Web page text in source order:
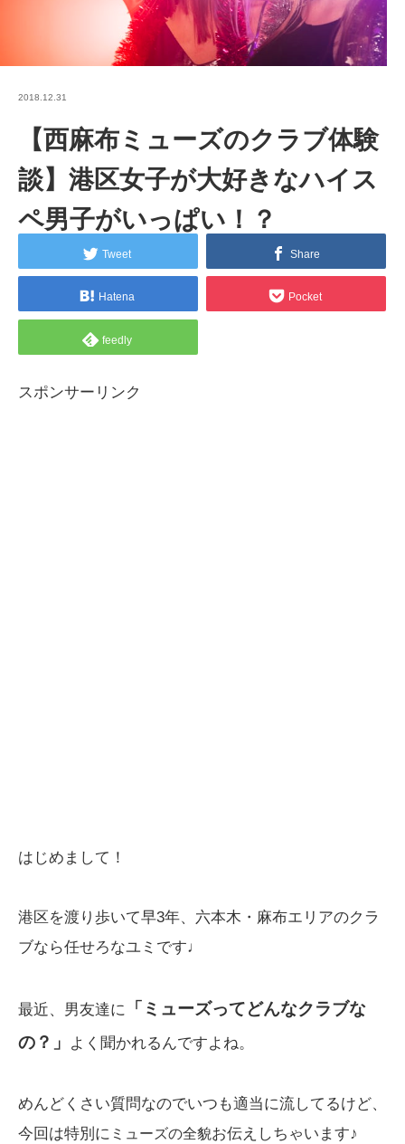
2018.12.31
【西麻布ミューズのクラブ体験
談】港区女子が大好きなハイス
ペ男子がいっぱい！？
Tweet Share
Hatena Pocket
feedly
スポンサーリンク
はじめまして！
港区を渡り歩いて早3年、六本木・麻布エリアのクラ
ブなら任せろなユミです♩
最近、男友達に
「ミューズってどんなクラブな
の？」
よく聞かれるんですよね。
めんどくさい質問なのでいつも適当に流してるけど、
今回は特別に ミューズの全貌お伝えしちゃいます♪